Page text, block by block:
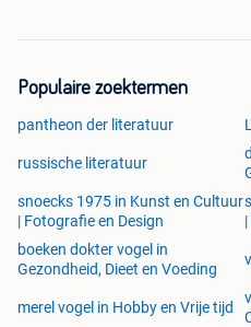
Populaire zoektermen
pantheon der literatuur
russische literatuur
snoecks 1975 in Kunst en Cultuur
| Fotografie en Design
boeken dokter vogel in
Gezondheid, Dieet en Voeding
merel vogel in Hobby en Vrije tijd